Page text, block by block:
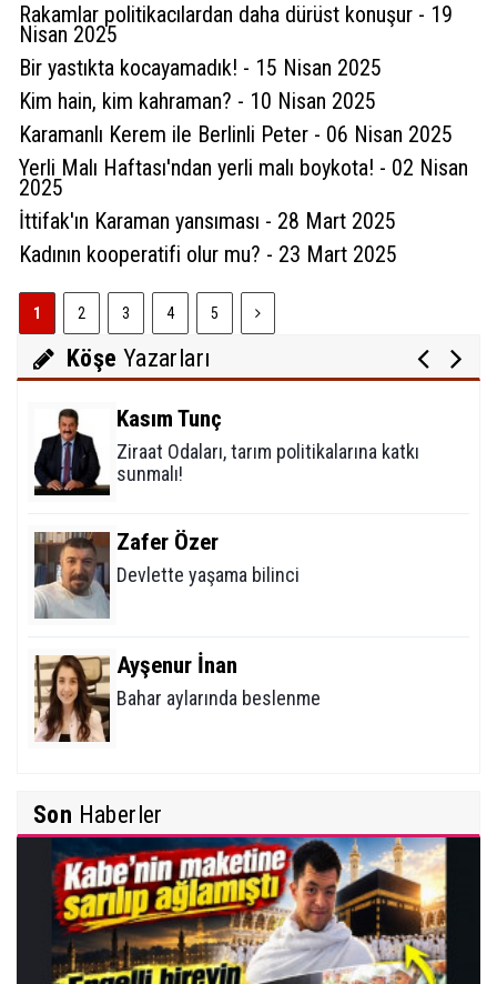
Rakamlar politikacılardan daha dürüst konuşur - 19
Nisan 2025
Bir yastıkta kocayamadık! - 15 Nisan 2025
Kim hain, kim kahraman? - 10 Nisan 2025
Karamanlı Kerem ile Berlinli Peter - 06 Nisan 2025
Yerli Malı Haftası'ndan yerli malı boykota! - 02 Nisan
2025
İttifak'ın Karaman yansıması - 28 Mart 2025
Kadının kooperatifi olur mu? - 23 Mart 2025
1 2 3 4 5
Köşe Yazarları
Sultan Akbulut
Mustafa Koçak
Modern çağın putları!
Kasım Tunç
Ziraat Odaları, tarım politikalarına katkı
sunmalı!
Zafer Özer
Devlette yaşama bilinci
Ayşenur İnan
Bahar aylarında beslenme
Tiroid Nodüllerine (Bezelerine) Yaklaşım
İbrahim Solmaz
Yunus Emre Türkçe'nin Nesi Olur?
Son Haberler